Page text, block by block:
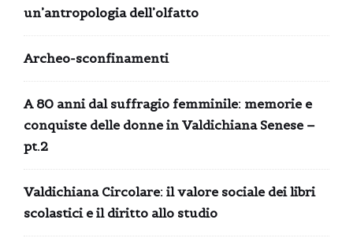
un’antropologia dell’olfatto
Archeo-sconfinamenti
A 80 anni dal suffragio femminile: memorie e
conquiste delle donne in Valdichiana Senese –
pt.2
Valdichiana Circolare: il valore sociale dei libri
scolastici e il diritto allo studio